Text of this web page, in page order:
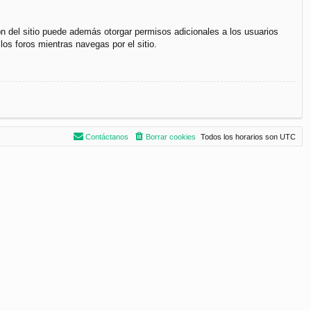
sitio puede además otorgar permisos adicionales a los usuarios
foros mientras navegas por el sitio.
Todos los horarios son UTC
Borrar cookies
Contáctanos